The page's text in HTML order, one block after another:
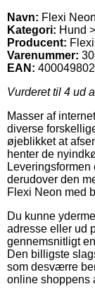
Navn: Flexi
Kategori: Hund
Producent: Flexi
Varenummer:
EAN:
Vurderet til 4 ud
Masser af
diverse
øjeblikket at
henter de
derudover den
Flexi Neon med
Du kunne
adresse eller ud
gennemsnitligt
Den billigste
som desværre
online shoppens